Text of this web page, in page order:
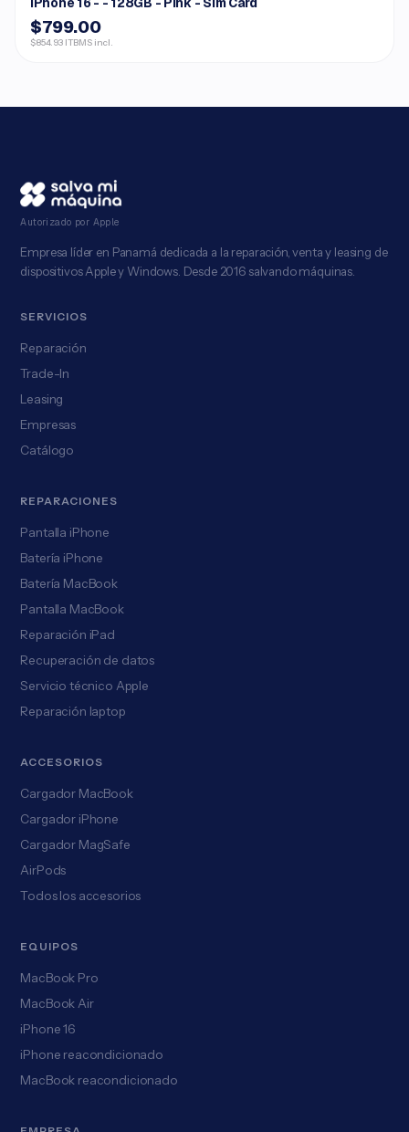
$799.00
$854.93 ITBMS incl.
Autorizado por Apple
Empresa líder en Panamá dedicada a la reparación, venta y leasing de
dispositivos Apple y Windows. Desde 2016 salvando máquinas.
SERVICIOS
Reparación
Trade-In
Leasing
Empresas
Catálogo
REPARACIONES
Pantalla iPhone
Batería iPhone
Batería MacBook
Pantalla MacBook
Reparación iPad
Recuperación de datos
Servicio técnico Apple
Reparación laptop
ACCESORIOS
Cargador MacBook
Cargador iPhone
Cargador MagSafe
AirPods
Todos los accesorios
EQUIPOS
MacBook Pro
MacBook Air
iPhone 16
iPhone reacondicionado
MacBook reacondicionado